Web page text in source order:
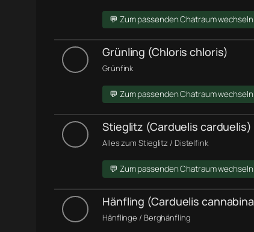
💬 Zum passenden Chatraum wechseln
Grünling (Chloris chloris)
Grünfink
💬 Zum passenden Chatraum wechseln
Stieglitz (Carduelis carduelis)
Alles zum Stieglitz / Distelfink
💬 Zum passenden Chatraum wechseln
Hänfling (Carduelis
Hänflinge / Berghänfling